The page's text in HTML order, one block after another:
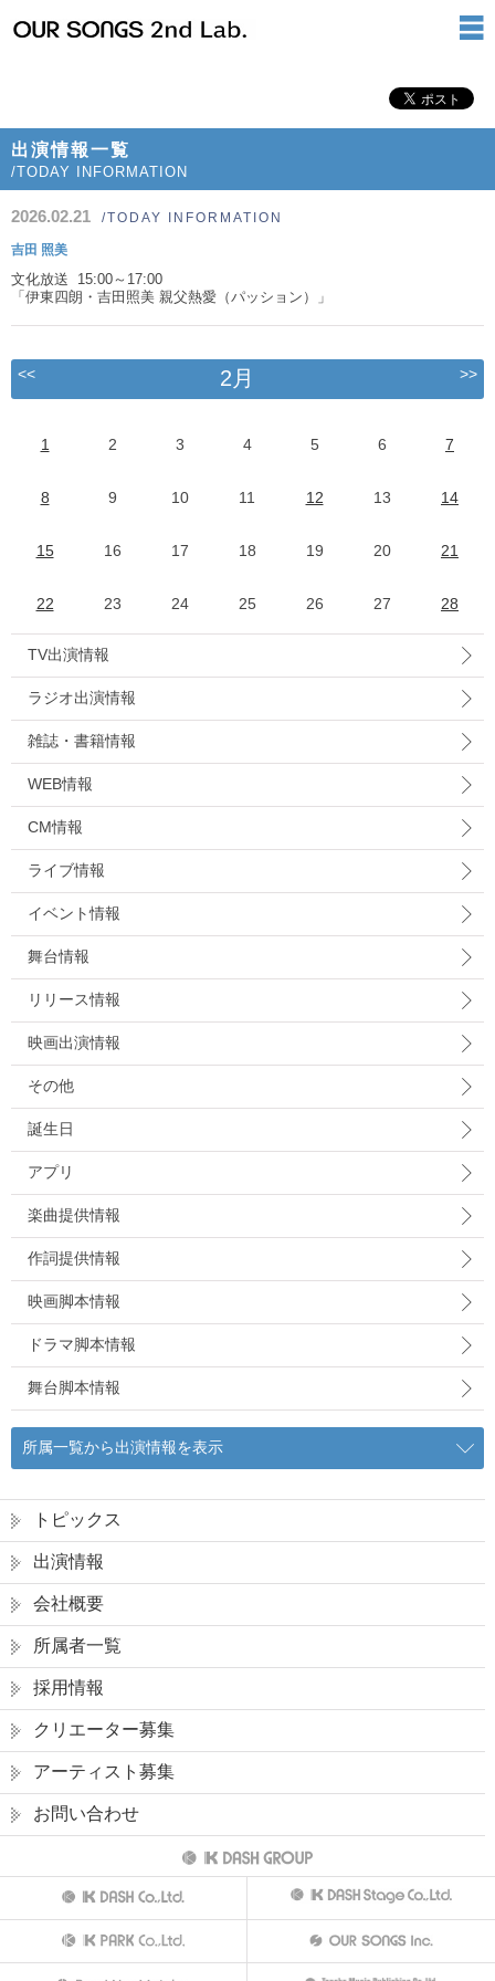
出演情報一覧
/TODAY INFORMATION
2026.02.21 /TODAY INFORMATION
吉田 照美
文化放送 15:00～17:00
「伊東四朗・吉田照美 親父熱愛（パッション）」
<< 2月 >>
1 2 3 4 5 6 7
8 9 10 11 12 13 14
15 16 17 18 19 20 21
22 23 24 25 26 27 28
TV出演情報
ラジオ出演情報
雑誌・書籍情報
WEB情報
CM情報
ライブ情報
イベント情報
舞台情報
リリース情報
映画出演情報
その他
誕生日
アプリ
楽曲提供情報
作詞提供情報
映画脚本情報
ドラマ脚本情報
舞台脚本情報
所属一覧から出演情報を表示
トピックス
出演情報
会社概要
所属者一覧
採用情報
クリエーター募集
アーティスト募集
お問い合わせ